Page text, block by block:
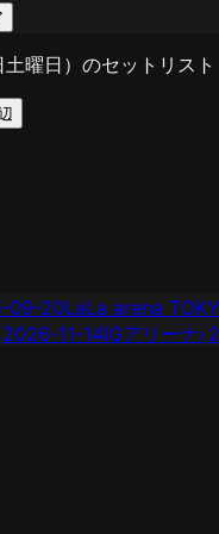
曜日）のセットリス
09-20LaLa arena
2026-11-14IGアリーナ›